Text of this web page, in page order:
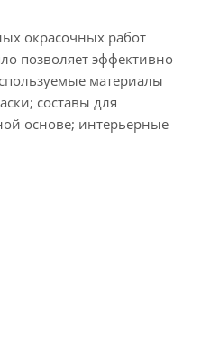
окрасочных работ
позволяет эффективно
материалы
составы для
основе; интерьерные